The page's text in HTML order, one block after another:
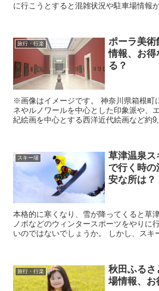
に行こうとすると混雑状況や駐車場情報
旅行・行楽
ポーラ美術
情報、お得
る？
※画像はイメージです。 神奈川県箱根町にあるポーラ美術館は、モ
ネやルノワールを中心とした印象派や、
紀絵画を中心とする西洋近代絵画など約
スキー場
草津温泉ス
で行く時の
安な所は？
本格的に寒くなり、雪が降ってくると草
ノボなどのウィンタースポーツをやりに
いのではないでしょうか。 しかし、スキ
旅行・行楽
秋田ふるさ
場情報、お